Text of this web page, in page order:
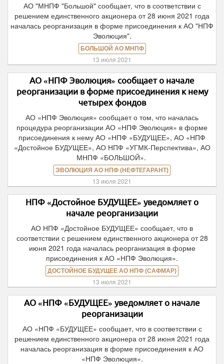
АО "МНПФ "Большой" сообщает, что в соответствии с
решением единственного акционера от 28 июня 2021 года
началась реорганизация в форме присоединения к АО "НПФ
Эволюция".
БОЛЬШОЙ АО МНПФ
13 июля 2021
АО «НПФ Эволюция» сообщает о начале
реорганизации в форме присоединения к нему
четырех фондов
АО «НПФ Эволюция» сообщает о том, что началась
процедура реорганизации АО «НПФ Эволюция» в форме
присоединения к нему АО «НПФ «БУДУЩЕЕ», АО «НПФ
«Достойное БУДУЩЕЕ», АО НПФ «УГМК-Перспектива», АО
МНПФ «БОЛЬШОЙ».
ЭВОЛЮЦИЯ АО НПФ (НЕФТЕГАРАНТ)
13 июля 2021
НПФ «Достойное БУДУЩЕЕ» уведомляет о
начале реорганизации
АО НПФ «Достойное БУДУЩЕЕ» сообщает, что в
соответствии с решением единственного акционера от 28
июня 2021 года началась реорганизация в форме
присоединения к АО «НПФ Эволюция».
ДОСТОЙНОЕ БУДУЩЕЕ АО НПФ (САФМАР)
13 июля 2021
АО «НПФ «БУДУЩЕЕ» уведомляет о начале
реорганизации
АО «НПФ «БУДУЩЕЕ» сообщает, что в соответствии с
решением единственного акционера от 28 июня 2021 года
началась реорганизация в форме присоединения к АО
«НПФ Эволюция».